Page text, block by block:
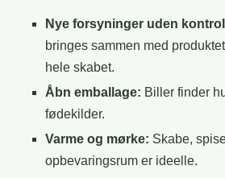
Nye forsyninger uden
bringes sammen med
hele skabet.
Åbn emballage: Biller finder
fødekilder.
Varme og mørke: Skabe,
opbevaringsrum er ideelle.